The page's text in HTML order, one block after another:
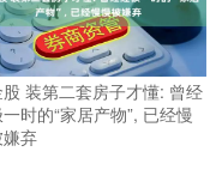
股 装第二套房子才懂: 曾经
时的“家居产物”, 已经慢
弃